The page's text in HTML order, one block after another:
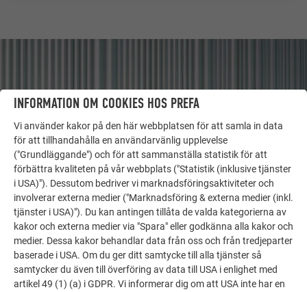
LÅT DIG INSPIRERAS
FLER OBJEKT
PREFA:s referensgalleri visar hur mångsidigt
aluminium kan användas. Upptäck fler imponerande
INFORMATION OM COOKIES HOS PREFA
Vi använder kakor på den här webbplatsen för att samla in data
för att tillhandahålla en användarvänlig upplevelse
("Grundläggande") och för att sammanställa statistik för att
förbättra kvaliteten på vår webbplats ("Statistik (inklusive tjänster
i USA)"). Dessutom bedriver vi marknadsföringsaktiviteter och
involverar externa medier ("Marknadsföring & externa medier (inkl.
tjänster i USA)"). Du kan antingen tillåta de valda kategorierna av
kakor och externa medier via "Spara" eller godkänna alla kakor och
medier. Dessa kakor behandlar data från oss och från tredjeparter
baserade i USA. Om du ger ditt samtycke till alla tjänster så
samtycker du även till överföring av data till USA i enlighet med
artikel 49 (1) (a) i GDPR. Vi informerar dig om att USA inte har en